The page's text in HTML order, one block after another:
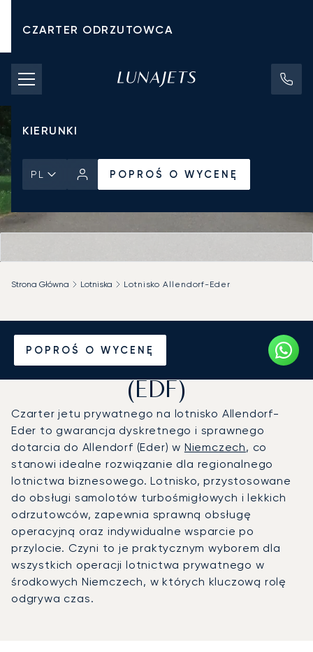
CZARTER ODRZUTOWCA
KOSZTY CZARTERU
PRYWATNE ODRZUTOWCE
KIERUNKI
PL POPROŚ O WYCENĘ
POPROŚ O WYCENĘ
Strona Główna Lotniska Lotnisko Allendorf-Eder
Prywatny odrzutowiec na
Lotnisko Allendorf-Eder
(EDF)
Czarter jetu prywatnego na lotnisko Allendorf-
Eder to gwarancja dyskretnego i sprawnego
dotarcia do Allendorf (Eder) w Niemczech, co
stanowi idealne rozwiązanie dla regionalnego
lotnictwa biznesowego. Lotnisko, przystosowane
do obsługi samolotów turbośmigłowych i lekkich
odrzutowców, zapewnia sprawną obsługę
operacyjną oraz indywidualne wsparcie po
przylocie. Czyni to je praktycznym wyborem dla
wszystkich operacji lotnictwa prywatnego w
środkowych Niemczech, w których kluczową rolę
odgrywa czas.